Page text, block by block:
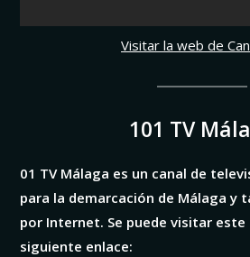
Visitar la web de
101 TV
01 TV Málaga es un canal de
para la demarcación de Málaga y
por Internet. Se puede visitar este
siguiente enlace: